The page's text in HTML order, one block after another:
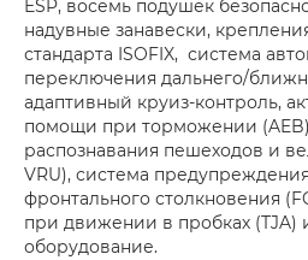
ESP, восемь подушек
надувные занавески,
стандарта ISOFIX, система
переключения дальнего/
адаптивный круиз-контроль,
помощи при торможении
распознавания пешеходов и
VRU), система
фронтального столкновения
при движении в пробках (TJA)
оборудование.